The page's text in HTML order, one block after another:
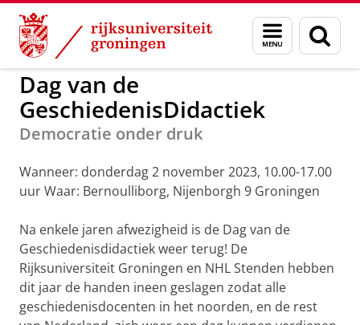
Skip
Content
Skip
Navigation
Menu
en
zoeken
GMW EVN - Geschiedenis
Dag van de
GeschiedenisDidactiek
Democratie onder druk
Wanneer: donderdag 2 november 2023, 10.00-17.00
uur Waar: Bernoulliborg, Nijenborgh 9 Groningen
Na enkele jaren afwezigheid is de Dag van de
Geschiedenisdidactiek weer terug! De
Rijksuniversiteit Groningen en NHL Stenden hebben
dit jaar de handen ineen geslagen zodat alle
geschiedenisdocenten in het noorden, en de rest